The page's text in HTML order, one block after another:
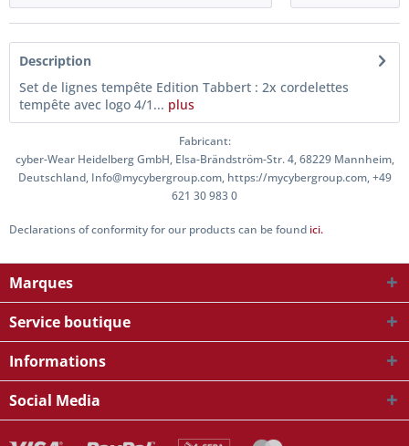
Description
Set de lignes tempête Edition Tabbert : 2x cordelettes
tempête avec logo 4/1... plus
Fabricant:
cyber-Wear Heidelberg GmbH, Elsa-Brändström-Str. 4, 68229 Mannheim,
Deutschland, Info@mycybergroup.com, https://mycybergroup.com, +49
621 30 983 0
Declarations of conformity for our products can be found ici.
Marques
Service boutique
Informations
Social Media